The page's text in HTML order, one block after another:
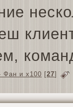
Фан и x100 [27]